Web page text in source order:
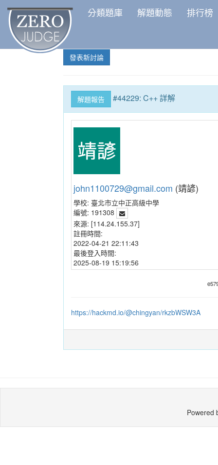
分類題庫 解題動態 排行榜
發表新討論
解題報告 #44229: C++ 詳解
john1100729@gmail.com (靖諺)
學校: 臺北市立中正高級中學
編號: 191308
來源: [114.24.155.37]
註冊時間:
2022-04-21 22:11:43
最後登入時間:
2025-08-19 15:19:56
https://hackmd.io/@chingyan/rkzbWSW3A
Powered